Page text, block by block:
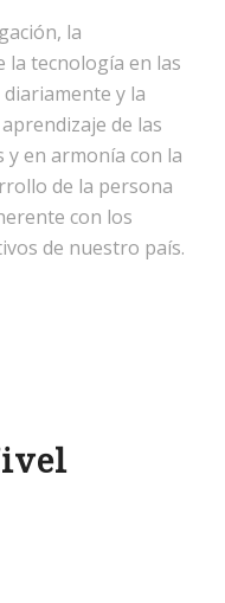
la
la tecnología en las
y la
de las
y en armonía con la
de la persona
con los
de nuestro país.